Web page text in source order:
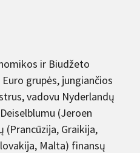
ir Biudžeto
grupės, jungiančios
vadovu Nyderlandų
(Jeroen
(Prancūzija, Graikija,
Malta) finansų